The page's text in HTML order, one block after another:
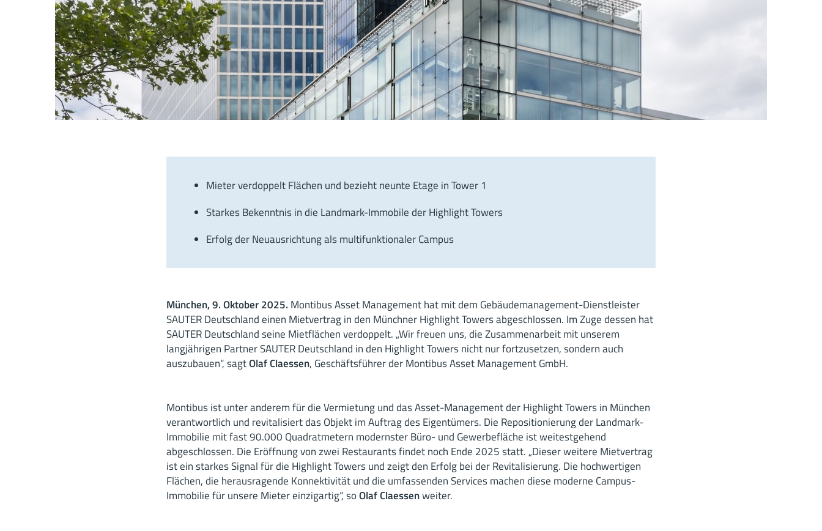
Mieter verdoppelt Flächen und bezieht neunte Etage in Tower 1
Starkes Bekenntnis in die Landmark-Immobile der Highlight Towers
Erfolg der Neuausrichtung als multifunktionaler Campus
München, 9. Oktober 2025. Montibus Asset Management hat mit dem Gebäudemanagement-Dienstleister
SAUTER Deutschland einen Mietvertrag in den Münchner Highlight Towers abgeschlossen. Im Zuge dessen hat
SAUTER Deutschland seine Mietflächen verdoppelt. „Wir freuen uns, die Zusammenarbeit mit unserem
langjährigen Partner SAUTER Deutschland in den Highlight Towers nicht nur fortzusetzen, sondern auch
auszubauen“, sagtOlaf Claessen, Geschäftsführer der Montibus Asset Management GmbH.
Montibus ist unter anderem für die Vermietung und das Asset-Management der Highlight Towers in München
verantwortlich und revitalisiert das Objekt im Auftrag des Eigentümers. Die Repositionierung der Landmark-
Immobilie mit fast 90.000 Quadratmetern modernster Büro- und Gewerbefläche ist weitestgehend
abgeschlossen. Die Eröffnung von zwei Restaurants findet noch Ende 2025 statt. „Dieser weitere Mietvertrag
ist ein starkes Signal für die Highlight Towers und zeigt den Erfolg bei der Revitalisierung. Die hochwertigen
Flächen, die herausragende Konnektivität und die umfassenden Services machen diese moderne Campus-
Immobilie für unsere Mieter einzigartig“, soOlaf Claessenweiter.